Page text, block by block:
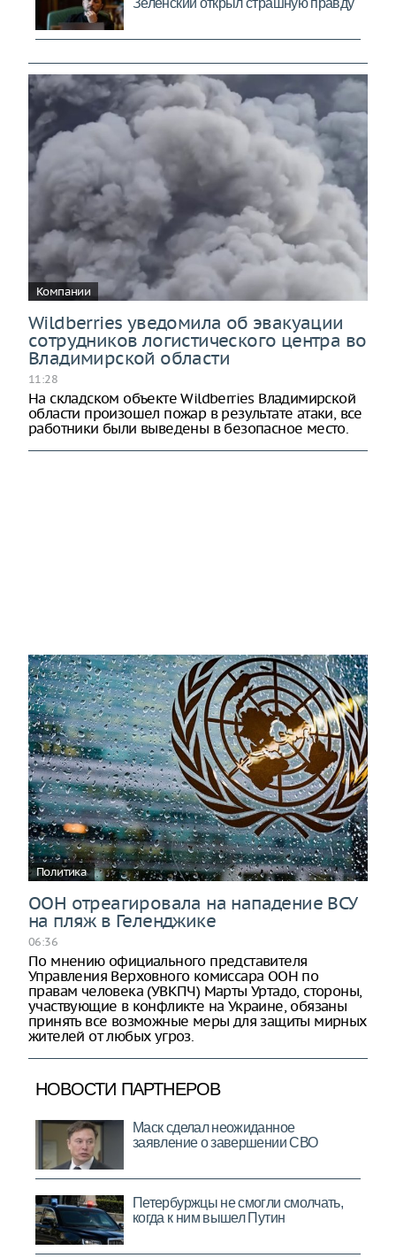
Компании
Wildberries уведомила об эвакуации
сотрудников логистического центра во
Владимирской области
11:28
На складском объекте Wildberries Владимирской
области произошел пожар в результате атаки, все
работники были выведены в безопасное место.
Политика
ООН отреагировала на нападение ВСУ
на пляж в Геленджике
06:36
По мнению официального представителя
Управления Верховного комиссара ООН по
правам человека (УВКПЧ) Марты Уртадо, стороны,
участвующие в конфликте на Украине, обязаны
принять все возможные меры для защиты мирных
жителей от любых угроз.